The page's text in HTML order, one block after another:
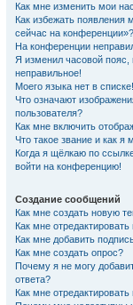
Как мне изменить мои
Как избежать появления
сейчас на конференции»?
На конференции
Я изменил часовой
неправильное!
Моего языка нет в списке!
Что означают
пользователя?
Как мне включить
Что такое звание и как я
Когда я щёлкаю по
войти на конференцию!
Создание сообщений
Как мне создать новую
Как мне
Как мне добавить
Как мне создать опрос?
Почему я не могу
ответа?
Как мне